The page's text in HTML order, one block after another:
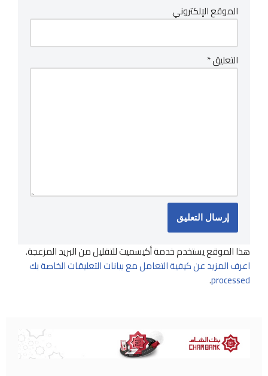
الموقع الإلكتروني
التعليق*
هذا الموقع يستخدم خدمة أكيسميت للتقليل من البريد المزعجة.
اعرف المزيد عن كيفية التعامل مع بيانات التعليقات الخاصة بك
processed
.